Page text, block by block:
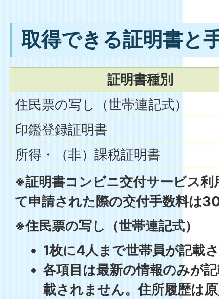
取得できる証明書と
証明書種別
住民票の写し（世帯連記式）
印鑑登録証明書
所得・（非）課税証明書
※証明書コンビニ交付サービス利
て申請された際の交付手数料は
※住民票の写し（世帯連記式）
1枚に4人まで世帯員が記載
各項目は最新の情報のみが
載されません。住所履歴は